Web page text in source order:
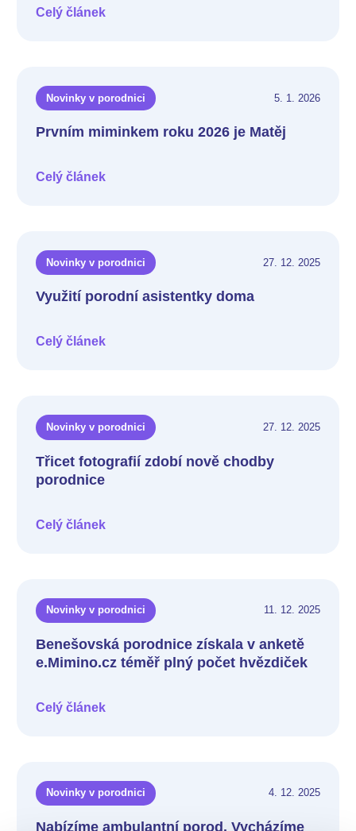
Celý článek
Novinky v porodnici 5. 1. 2026
Prvním miminkem roku 2026 je Matěj
Celý článek
Novinky v porodnici 27. 12. 2025
Využití porodní asistentky doma
Celý článek
Novinky v porodnici 27. 12. 2025
Třicet fotografií zdobí nově chodby
porodnice
Celý článek
Novinky v porodnici 11. 12. 2025
Benešovská porodnice získala v anketě
e.Mimino.cz téměř plný počet hvězdiček
Celý článek
Novinky v porodnici 4. 12. 2025
Nabízíme ambulantní porod. Vycházíme